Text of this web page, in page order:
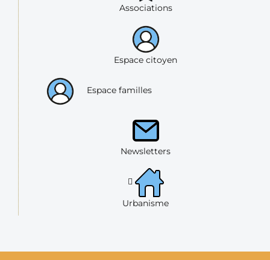
Associations
Espace citoyen
Espace familles
Newsletters
Urbanisme